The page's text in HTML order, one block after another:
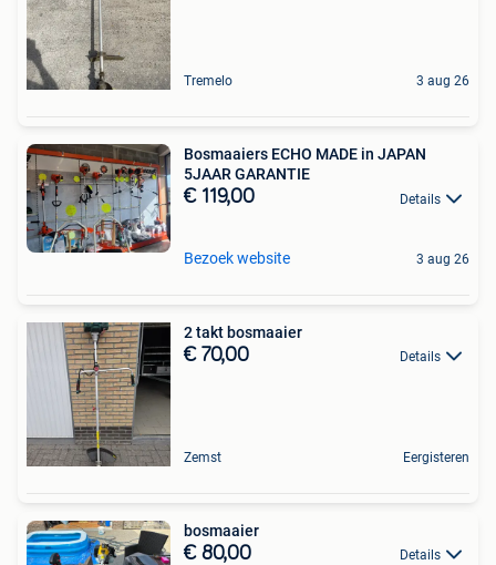
Tremelo 3 aug 26
Bosmaaiers ECHO MADE in JAPAN
5JAAR GARANTIE
€ 119,00 Details
Bezoek website 3 aug 26
2 takt bosmaaier
€ 70,00 Details
Zemst Eergisteren
bosmaaier
€ 80,00 Details